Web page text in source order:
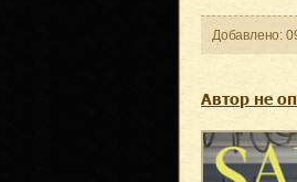
Добавленo:
Автор не